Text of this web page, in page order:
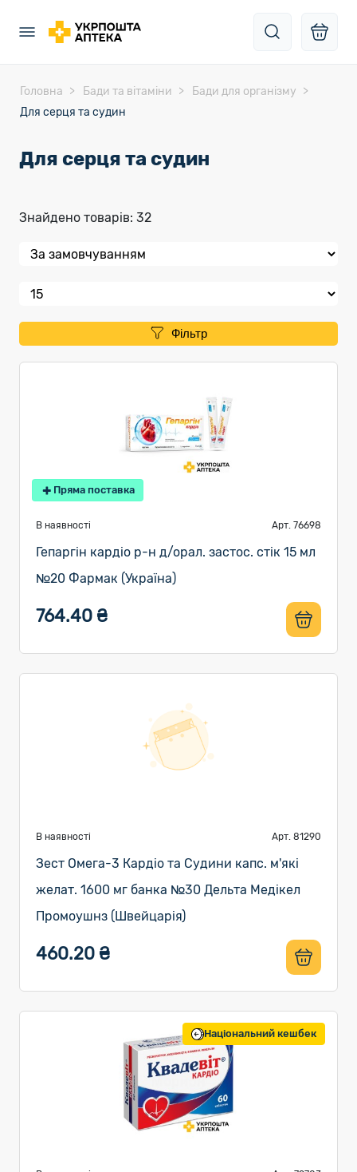
Головна Бади та вітаміни
Бади для організму
Для серця та судин
Для серця та судин
Знайдено товарів: 32
Фільтр
Пряма поставка
В наявності Арт. 76698
Гепаргін кардіо р-н д/орал. застос. стік 15 мл
№20 Фармак (Україна)
764.40 ₴
В наявності Арт. 81290
Зест Омега-3 Кардіо та Судини капс. м'які
желат. 1600 мг банка №30 Дельта Медікел
Промоушнз (Швейцарія)
460.20 ₴
Національний кешбек